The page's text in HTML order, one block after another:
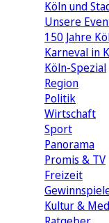
Köln und
Unsere
150 Jahre
Karneval in
Köln-Spezial
Region
Politik
Wirtschaft
Sport
Panorama
Promis & TV
Freizeit
Kultur &